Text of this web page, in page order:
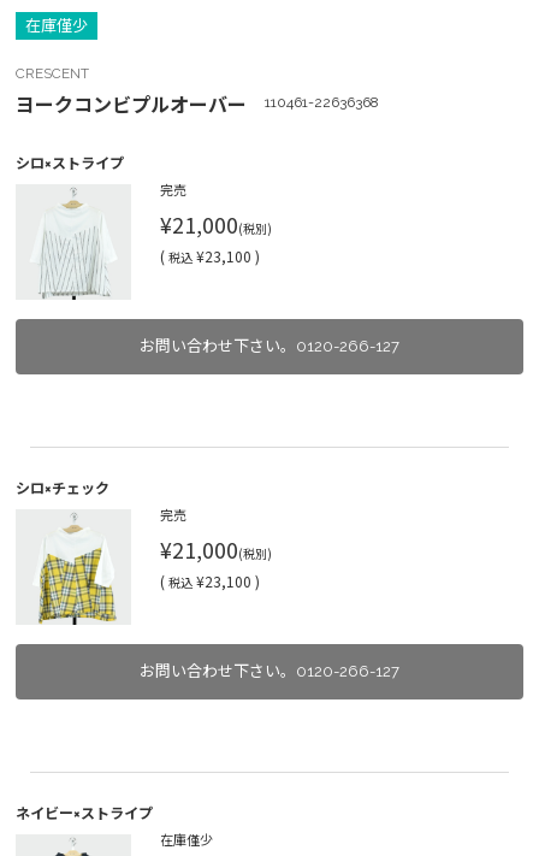
在庫僅少
CRESCENT
ヨークコンビプルオーバー 110461-22636368
シロ×ストライプ
完売
¥21,000(税別)
( 税込 ¥23,100 )
お問い合わせ下さい。0120-266-127
シロ×チェック
完売
¥21,000(税別)
( 税込 ¥23,100 )
お問い合わせ下さい。0120-266-127
ネイビー×ストライプ
在庫僅少